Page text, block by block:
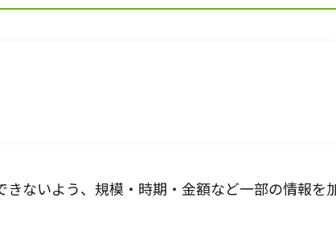
ないよう、規模・時期・金額など一部の情報を
「初回面談レポート」を納品します。